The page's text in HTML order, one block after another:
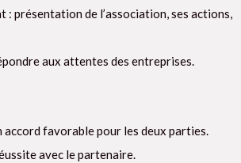
: présentation de l’association, ses actions,
aux attentes des entreprises.
favorable pour les deux parties.
avec le partenaire.